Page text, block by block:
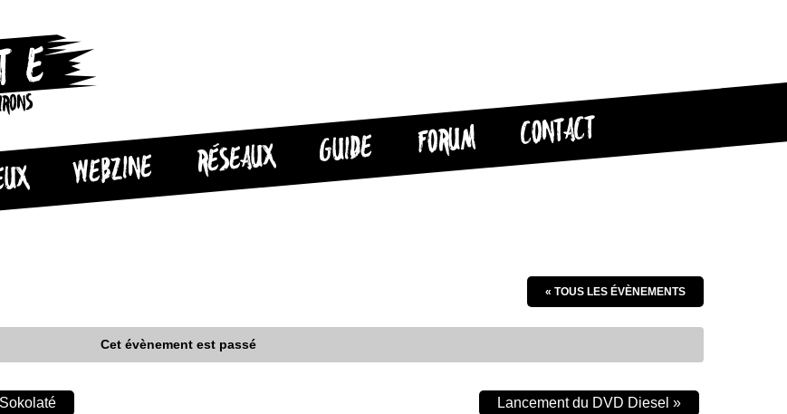
WEBZINE RÉSEAUX GUIDE FORUM CONTACT
« TOUS LES ÉVÈNEMENTS
Cet évènement est passé
Lancement du DVD Diesel »